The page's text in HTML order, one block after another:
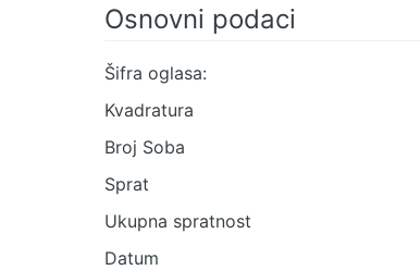
Osnovni podaci
Šifra oglasa:
Kvadratura
Broj Soba
Sprat
Ukupna spratnost
Datum